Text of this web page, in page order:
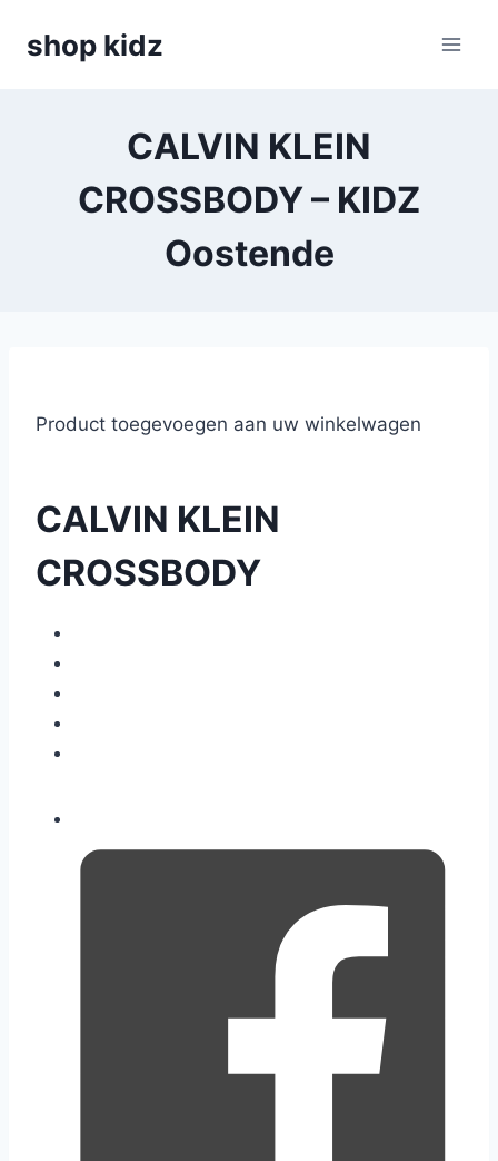
shop kidz
CALVIN KLEIN
CROSSBODY – KIDZ
Oostende
Product toegevoegen aan uw winkelwagen
CALVIN KLEIN
CROSSBODY